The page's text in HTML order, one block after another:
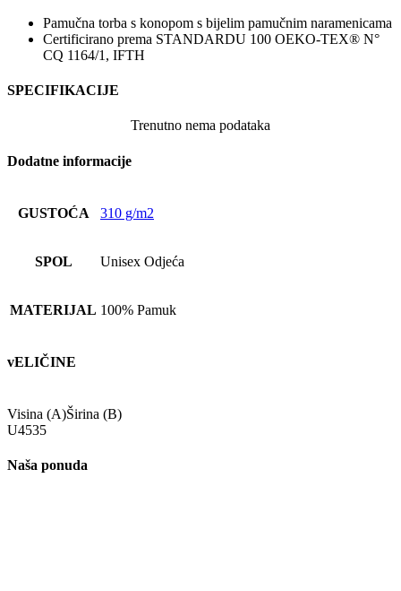
Pamučna torba s konopom s bijelim pamučnim naramenicama
Certificirano prema STANDARDU 100 OEKO-TEX® N°
CQ 1164/1, IFTH
SPECIFIKACIJE
Trenutno nema podataka
Dodatne informacije
GUSTOĆA 310 g/m2
SPOL Unisex Odjeća
MATERIJAL 100% Pamuk
vELIČINE
Visina (A)Širina (B)
U4535
Naša ponuda